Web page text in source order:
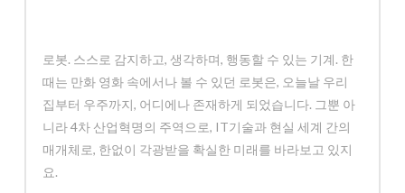
로봇. 스스로 감지하고, 생각하며, 행동할 수 있는 기계. 한
때는 만화 영화 속에서나 볼 수 있던 로봇은, 오늘날 우리
집부터 우주까지, 어디에나 존재하게 되었습니다. 그뿐 아
니라 4차 산업혁명의 주역으로, IT기술과 현실 세계 간의
매개체로, 한없이 각광받을 확실한 미래를 바라보고 있지
요.